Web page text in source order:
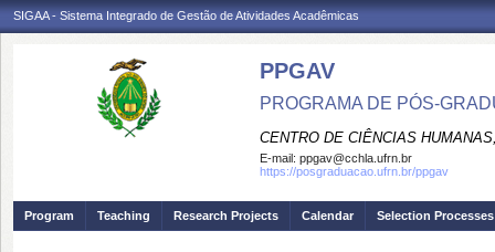
SIGAA - Sistema Integrado de Gestão de Atividades Acadêmicas
PPGAV
PROGRAMA DE PÓS-
CENTRO DE CIÊNCIAS
E-mail: ppgav@cchla.ufrn.br
https://posgraduacao.ufrn.br/ppgav
Program Teaching Research Projects Calendar Selection Processes